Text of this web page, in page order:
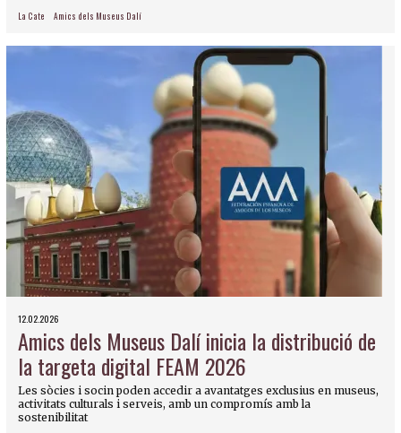
La Cate Amics dels Museus Dalí
12.02.2026
Amics dels Museus Dalí inicia la distribució de
la targeta digital FEAM 2026
Les sòcies i socin poden accedir a avantatges exclusius en museus,
activitats culturals i serveis, amb un compromís amb la
sostenibilitat